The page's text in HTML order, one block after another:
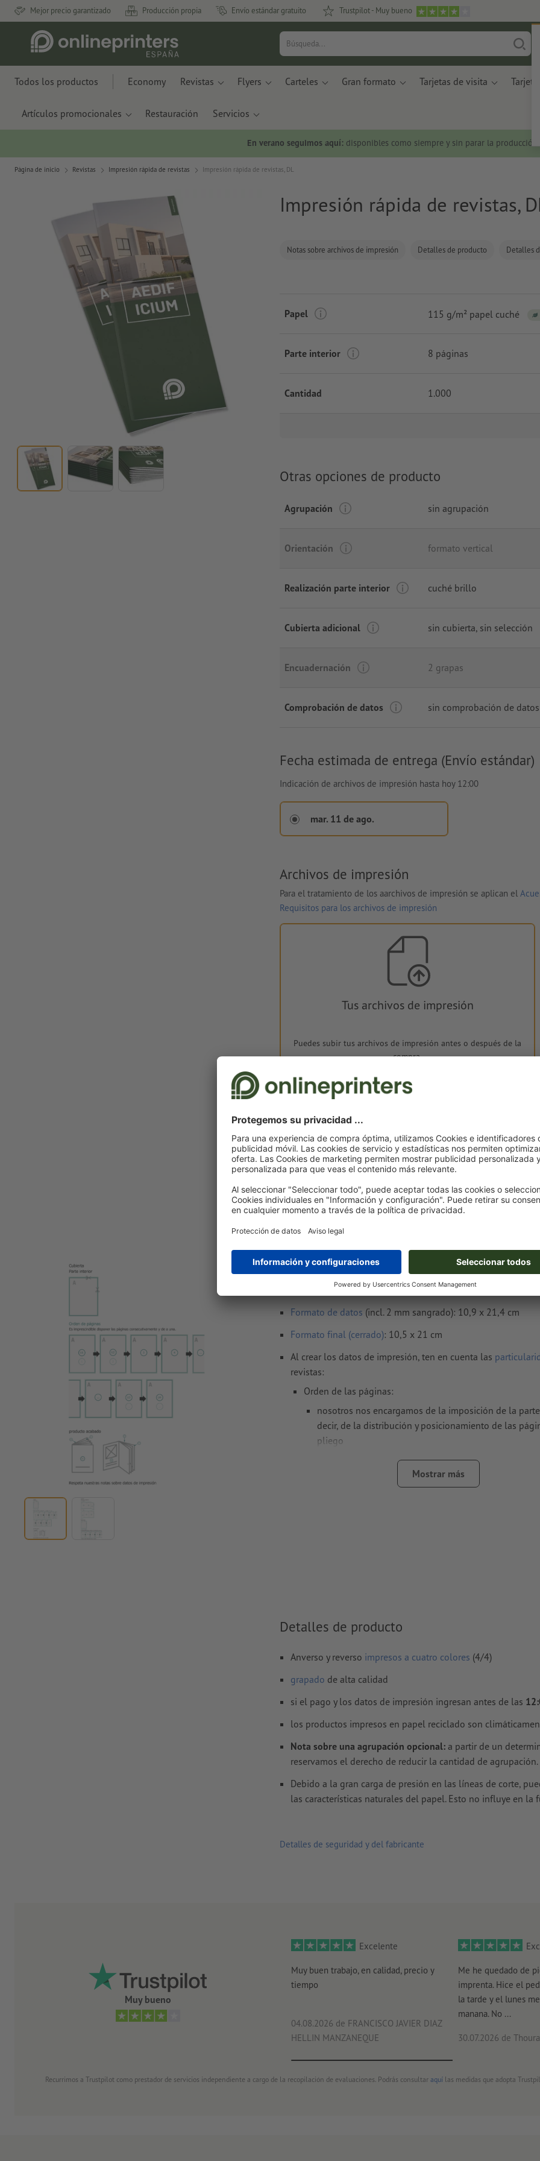
Mejor precio garantizado Producción propia Envío estándar gratuito Trustpilot - Muy bueno
Todos los productos Economy Revistas Flyers Carteles Gran formato Tarjetas de visita Tarjetas
Artículos promocionales Restauración Servicios
En verano seguimos aquí: disponibles como siempre y sin parar la producción.
Página de inicio Revistas Impresión rápida de revistas Impresión rápida de revistas, DL
Impresión rápida de revistas,
Notas sobre archivos de impresión Detalles de producto Detalles
Papel 115 g/m² papel cuché
Parte interior 8 páginas
Cantidad 1.000
Otras opciones de producto
Agrupación sin agrupación
Orientación formato vertical
Realización parte interior cuché brillo
Cubierta adicional sin cubierta, sin selección
Encuadernación 2 grapas
Comprobación de datos sin comprobación de datos
Fecha estimada de entrega (Envío estándar)
Indicación de archivos de impresión hasta hoy 12:00
mar. 11 de ago.
Archivos de impresión
Para el tratamiento de los aarchivos de impresión se aplican el
Requisitos para los archivos de impresión
Tus archivos de impresión
Puedes subir tus archivos de impresión antes o después de la
compra.
Subir ahora
sin IVA
€ 315,51
Entrega aprox.:
Peso: aprox. 10,14 kg
Notas sobre archivos de impresión Impresión
de revistas, DL
Formato de datos (incl. 2 mm sangrado): 10,9 x 21,4 cm
Formato final (cerrado): 10,5 x 21 cm
Al crear los datos de impresión, ten en cuenta las
revistas:
Orden de las páginas:
nosotros nos encargamos de la imposición de la
decir, de la distribución y posicionamiento de las
pliego
para ello, necesitamos un archivo PDF con páginas
final
Modo de color:
FOGRA52 (PSO Uncoated v3 FOGRA52) para papel no cuché
No corregimos lasfaltas de ortografía y de sintaxis
No corregimos losajustes de sobreimpresión
serán eliminados y no se imprimen
El contenido en los campos de formulario
Mostrar más
Detalles de producto
Anverso y reverso impresos a cuatro colores (4/4)
grapado de alta calidad
si el pago y los datos de impresión ingresan antes de las
los productos impresos en papel reciclado son
Nota sobre una agrupación opcional: a partir de un
reservamos el derecho de reducir la cantidad de agrupación.
Debido a la gran carga de presión en las líneas de corte,
las características naturales del papel. Esto no influye en
Detalles de seguridad y del fabricante
Muy bueno
Excelente
Muy buen trabajo, en calidad, precio y
tiempo
04.08.2026 de FRANCISCO JAVIER DIAZ
HELLIN MANZANEQUE
Me he quedado de
imprenta. Hice el
la tarde y el lunes
manana. No ...
30.07.2026 de
Recurrimos a Trustpilot como prestador de servicios independiente a cargo de la recopilación de evaluaciones. Podrás consultar aquí las medidas que adopta